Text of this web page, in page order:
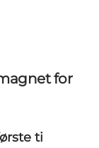
for
ti